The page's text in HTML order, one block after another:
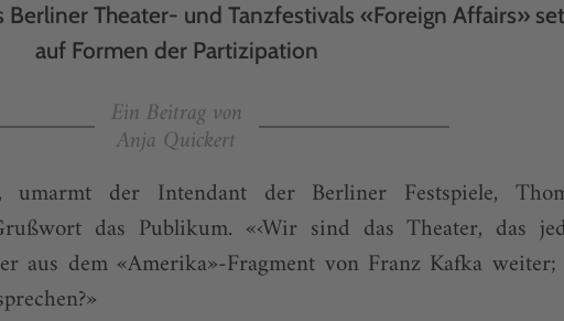
Berliner Theater- und Tanzfestivals «Foreign Affairs»
auf Formen der Partizipation
Ein Beitrag von
Anja Quickert
umarmt der Intendant der Berliner Festspiele,
das Publikum. «‹Wir sind das Theater, das
aus dem «Amerika»-Fragment von Franz Kafka